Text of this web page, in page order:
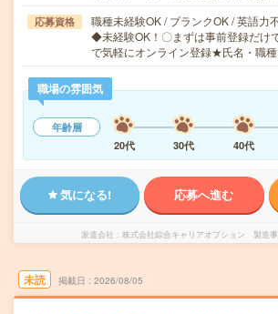
応募資格
職種未経験OK / ブランクOK / 英語力
◆未経験OK！〇まずは事前登録だけ
で気軽にオンライン登録★氏名・職
職場の雰囲気
年齢層
20代
30代 40代
気になる! 応募へ進む
派遣会社 株式会社綜合キャリアオプション 製造事
未読 掲載日 2026/08/05